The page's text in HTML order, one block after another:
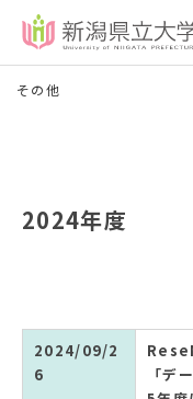
その他
2024年度
2024/09/2
6
「デ